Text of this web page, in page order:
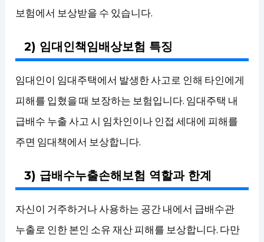
보험에서 보상받을 수 있습니다.
2) 임대인책임배상보험 특징
임대인이 임대주택에서 발생한 사고로 인해 타인에게
피해를 입혔을 때 보장하는 보험입니다. 임대주택 내
급배수 누출 사고 시 임차인이나 인접 세대에 피해를
주면 임대책에서 보상합니다.
3) 급배수누출손해보험 역할과 한계
자신이 거주하거나 사용하는 공간 내에서 급배수관
누출로 인한 본인 소유 재산 피해를 보상합니다. 다만